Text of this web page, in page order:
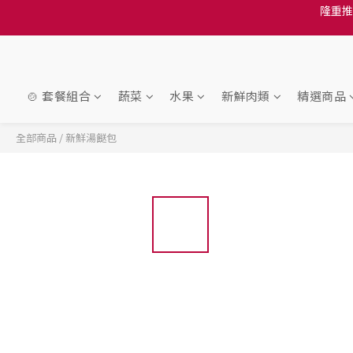
訂單結帳注意事
訂單結帳注意事
訂單結帳注意事項
🍲 套餐組合 蔬菜 水果 新鮮肉類 精選商品
全部商品 /新鮮湯餸包